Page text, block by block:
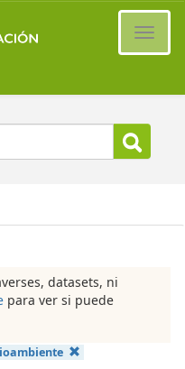
datasets, ni
para ver si puede